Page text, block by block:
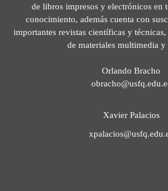
de libros impresos y electrónicos en
conocimiento, además cuenta con
importantes revistas científicas y
de materiales multimedia y
Orlando Bracho
Xavier Palacios